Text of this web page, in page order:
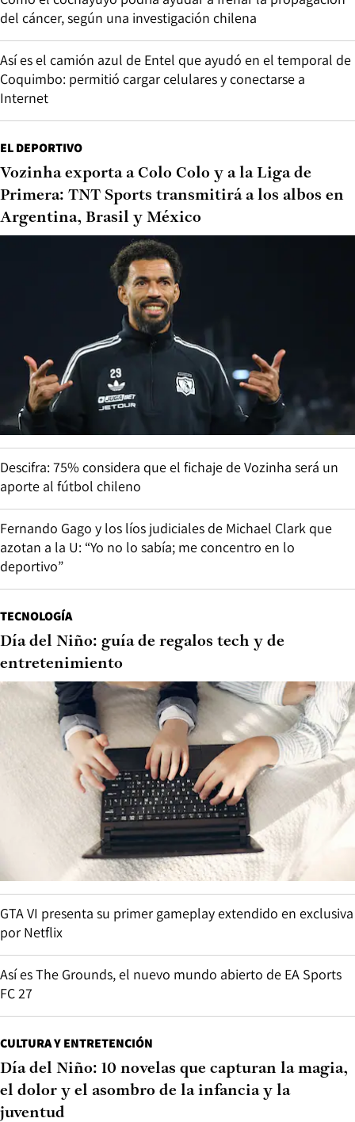
del cáncer, según una investigación chilena
Así es el camión azul de Entel que ayudó en el temporal de
Coquimbo: permitió cargar celulares y conectarse a
Internet
EL DEPORTIVO
Vozinha exporta a Colo Colo y a la Liga de
Primera: TNT Sports transmitirá a los albos en
Argentina, Brasil y México
Descifra: 75% considera que el fichaje de Vozinha será un
aporte al fútbol chileno
Fernando Gago y los líos judiciales de Michael Clark que
azotan a la U: “Yo no lo sabía; me concentro en lo
deportivo”
TECNOLOGÍA
Día del Niño: guía de regalos tech y de
entretenimiento
GTA VI presenta su primer gameplay extendido en exclusiva
por Netflix
Así es The Grounds, el nuevo mundo abierto de EA Sports
FC 27
CULTURA Y ENTRETENCIÓN
Día del Niño: 10 novelas que capturan la magia,
el dolor y el asombro de la infancia y la
juventud